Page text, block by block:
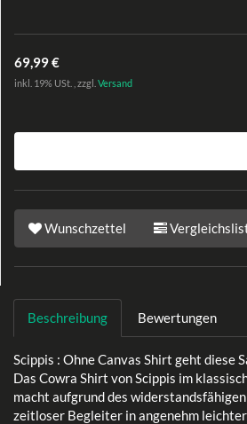
69,99 €
inkl. 19% USt. , zzgl. Versand
Wunschzettel
Beschreibung Bewertungen
Scippis : Ohne Canvas Shirt geht diese
Das Cowra Shirt von Scippis im
macht aufgrund des
zeitloser Begleiter in angenehm leichter